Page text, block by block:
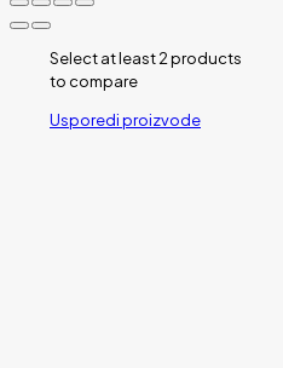
Select at least 2 products
to compare
Usporedi proizvode